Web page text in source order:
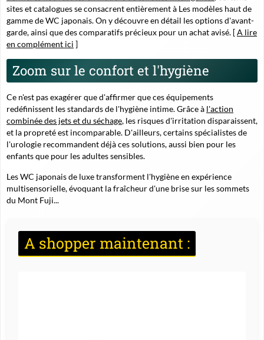
sites et catalogues se consacrent entièrement à Les modèles haut de
gamme de WC japonais. On y découvre en détail les options d'avant-
garde, ainsi que des comparatifs précieux pour un achat avisé. [A lire
en complément ici ]
Zoom sur le confort et l'hygiène
Ce n'est pas exagérer que d'affirmer que ces équipements
redéfinissent les standards de l'hygiène intime. Grâce à l'action
combinée des jets et du séchage, les risques d'irritation disparaissent,
et la propreté est incomparable. D'ailleurs, certains spécialistes de
l'urologie recommandent déjà ces solutions, aussi bien pour les
enfants que pour les adultes sensibles.
Les WC japonais de luxe transforment l'hygiène en expérience
multisensorielle, évoquant la fraîcheur d'une brise sur les sommets
du Mont Fuji...
A shopper maintenant :